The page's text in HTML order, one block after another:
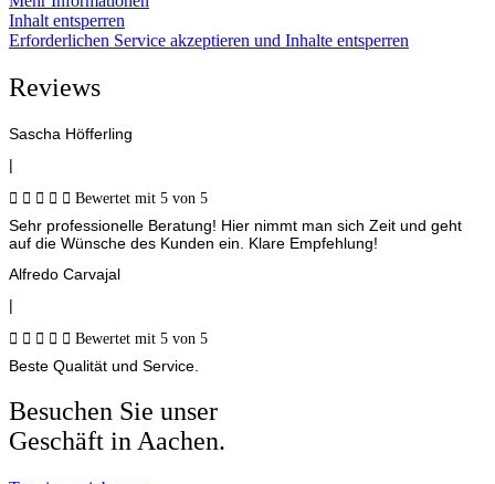
Inhalt entsperren
Erforderlichen Service akzeptieren und Inhalte entsperren
Reviews
Sascha Höfferling
|
     Bewertet mit 5 von 5
Sehr professionelle Beratung! Hier nimmt man sich Zeit und geht
auf die Wünsche des Kunden ein. Klare Empfehlung!
Alfredo Carvajal
|
     Bewertet mit 5 von 5
Beste Qualität und Service.
Besuchen Sie unser
Geschäft in Aachen.